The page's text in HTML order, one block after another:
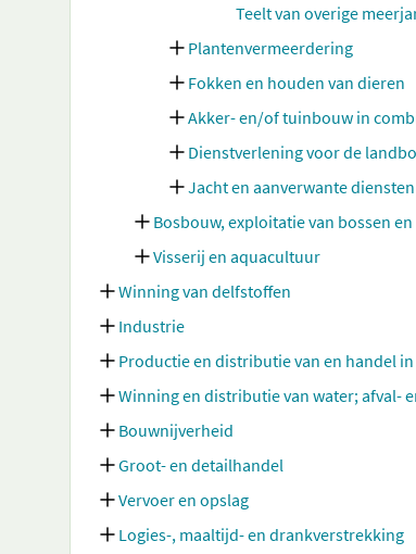
Teelt van overige
Plantenvermeerdering
Fokken en houden van dieren
Akker- en/of tuinbouw in
Dienstverlening voor de
Jacht en aanverwante diensten
Bosbouw, exploitatie van bossen
Visserij en aquacultuur
Winning van delfstoffen
Industrie
Productie en distributie van en handel
Winning en distributie van water; afval-
Bouwnijverheid
Groot- en detailhandel
Vervoer en opslag
Logies-, maaltijd- en drankverstrekking